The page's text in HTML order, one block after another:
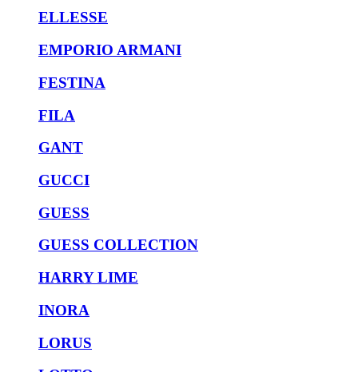
ELLESSE
EMPORIO ARMANI
FESTINA
FILA
GANT
GUCCI
GUESS
GUESS COLLECTION
HARRY LIME
INORA
LORUS